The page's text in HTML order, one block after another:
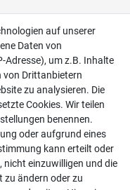
auf unserer
Daten von
Adresse), um z.B. Inhalte
von Drittanbietern
zu analysieren. Die
Cookies. Wir teilen
benennen.
oder aufgrund eines
kann erteilt oder
nicht einzuwilligen und die
zu ändern oder zu